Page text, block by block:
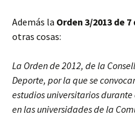
Además la Orden 3/2013 de
otras cosas:
La Orden de 2012, de la
Deporte, por la que se
estudios universitarios
en las universidades de la